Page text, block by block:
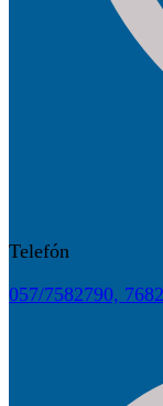
Telefón
057/7582790,